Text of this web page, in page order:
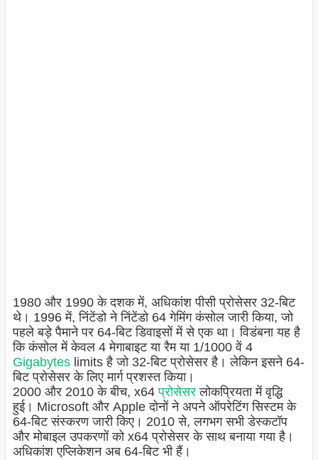
1980 और 1990 के दशक में, अधिकांश पीसी प्रोसेसर 32-बिट
थे। 1996 में, निंटेंडो ने निंटेंडो 64 गेमिंग कंसोल जारी किया, जो
पहले बड़े पैमाने पर 64-बिट डिवाइसों में से एक था। विडंबना यह है
कि कंसोल में केवल 4 मेगाबाइट या रैम या 1/1000 वें 4
Gigabyteslimits है जो 32-बिट प्रोसेसर है। लेकिन इसने 64-
बिट प्रोसेसर के लिए मार्ग प्रशस्त किया।
2000 और 2010 के बीच, x64प्रोसेसरलोकप्रियता में वृद्धि
हुई। Microsoft और Apple दोनों ने अपने ऑपरेटिंग सिस्टम के
64-बिट संस्करण जारी किए। 2010 से, लगभग सभी डेस्कटॉप
और मोबाइल उपकरणों को x64 प्रोसेसर के साथ बनाया गया है।
अधिकांश एप्लिकेशन अब 64-बिट भी हैं।